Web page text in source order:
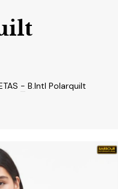
- B.Intl Polarquilt